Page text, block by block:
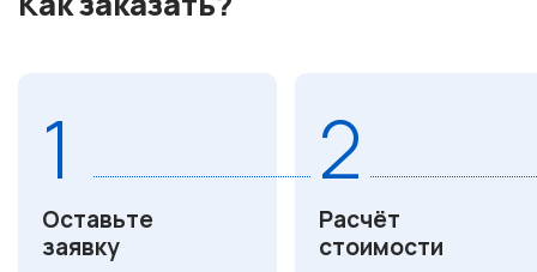
1
Оставьте
заявку
2
Расчёт
стоимости